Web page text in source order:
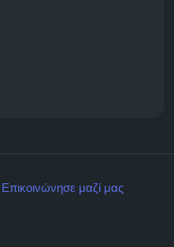
Επικοινώνησε μαζί μας